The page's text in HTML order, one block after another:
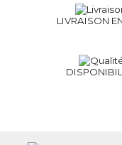
LIVRAISON